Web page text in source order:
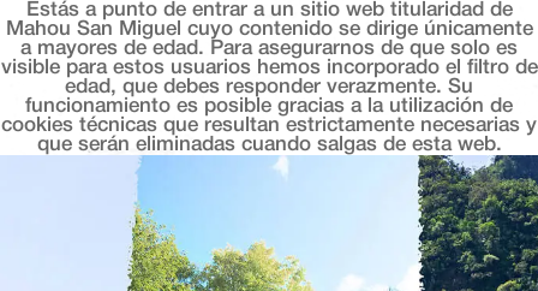
Horno Beach Club
SELLO CORONA 2025
Playa de la Carihuela Nº 46, Torremolinos, 29620, Málaga
Estás a punto de entrar a un sitio web titularidad de
Mahou San Miguel cuyo contenido se dirige únicamente
a mayores de edad. Para asegurarnos de que solo es
visible para estos usuarios hemos incorporado el filtro de
edad, que debes responder verazmente. Su
funcionamiento es posible gracias a la utilización de
cookies técnicas que resultan estrictamente necesarias y
que serán eliminadas cuando salgas de esta web.